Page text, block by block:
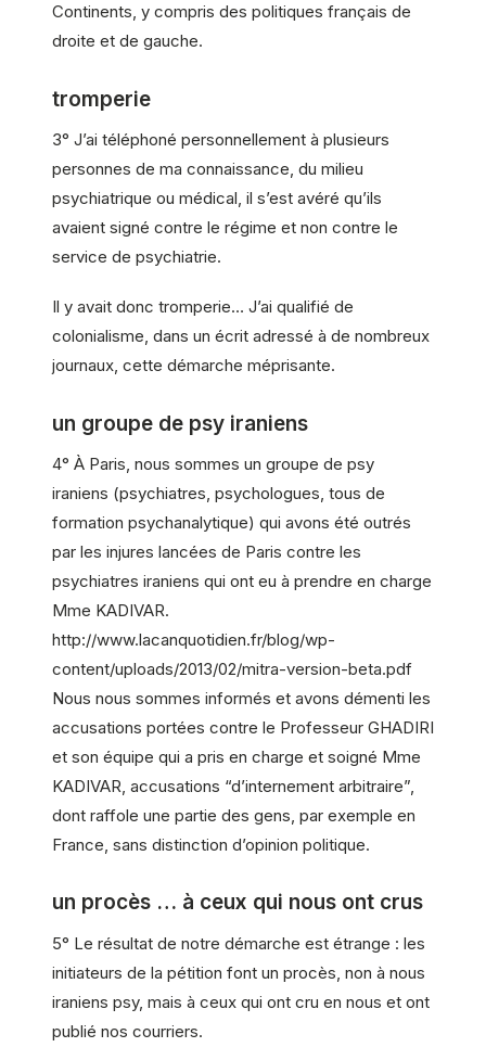
Continents, y compris des politiques français de
droite et de gauche.
tromperie
3° J’ai téléphoné personnellement à plusieurs
personnes de ma connaissance, du milieu
psychiatrique ou médical, il s’est avéré qu’ils
avaient signé contre le régime et non contre le
service de psychiatrie.
Il y avait donc tromperie… J’ai qualifié de
colonialisme, dans un écrit adressé à de nombreux
journaux, cette démarche méprisante.
un groupe de psy iraniens
4° À Paris, nous sommes un groupe de psy
iraniens (psychiatres, psychologues, tous de
formation psychanalytique) qui avons été outrés
par les injures lancées de Paris contre les
psychiatres iraniens qui ont eu à prendre en charge
Mme KADIVAR.
http://www.lacanquotidien.fr/blog/wp-
content/uploads/2013/02/mitra-version-beta.pdf
Nous nous sommes informés et avons démenti les
accusations portées contre le Professeur GHADIRI
et son équipe qui a pris en charge et soigné Mme
KADIVAR, accusations “d’internement arbitraire”,
dont raffole une partie des gens, par exemple en
France, sans distinction d’opinion politique.
un procès … à ceux qui nous ont crus
5° Le résultat de notre démarche est étrange : les
initiateurs de la pétition font un procès, non à nous
iraniens psy, mais à ceux qui ont cru en nous et ont
publié nos courriers.